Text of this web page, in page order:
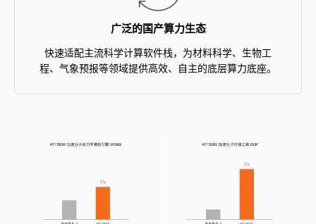
广泛的国产算力生态
快速适配主流科学计算软件栈，为材料科学、生物工
程、气象预报等领域提供高效、自主的底层算力底座。